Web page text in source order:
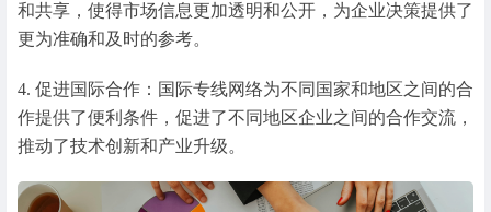
和共享，使得市场信息更加透明和公开，为企业决策提供了
更为准确和及时的参考。
4. 促进国际合作：国际专线网络为不同国家和地区之间的合
作提供了便利条件，促进了不同地区企业之间的合作交流，
推动了技术创新和产业升级。